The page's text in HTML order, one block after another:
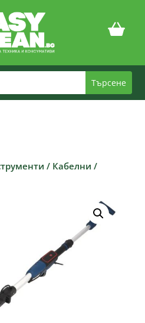
/ Кабелни /